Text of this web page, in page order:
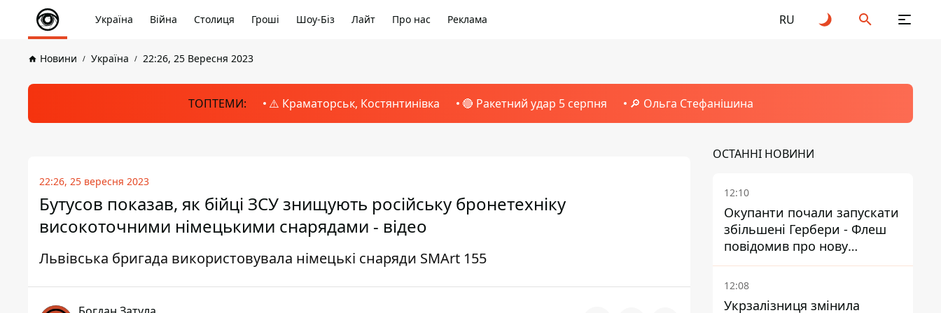
Україна Війна Столиця Гроші Шоу-Біз Лайт Про нас Реклама RU
Новини Україна 22:26, 25 Вересня 2023
ТОПТЕМИ: ⚠️ Краматорськ, Костянтинівка 🔴 Ракетний удар 5 серпня 🔎 Ольга Стефанішина
22:26, 25 вересня 2023
Бутусов показав, як бійці ЗСУ знищують російську бронетехніку
високоточними німецькими снарядами - відео
Львівська бригада використовувала німецькі снаряди SMArt 155
ОСТАННІ НОВИНИ
12:10
Окупанти почали запускати
збільшені Гербери - Флеш
повідомив про нову
модифікацію дрона
12:08
Укрзалізниця змінила